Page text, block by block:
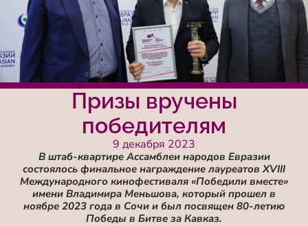
Призы вручены
победителям
9 декабря 2023
В штаб-квартире Ассамблеи народов Евразии
состоялось финальное награждение лауреатов XVIII
Международного кинофестиваля «Победили вместе»
имени Владимира Меньшова, который прошел в
ноябре 2023 года в Сочи и был посвящен 80-летию
Победы в Битве за Кавказ.